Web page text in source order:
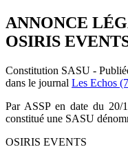
ANNONCE
OSIRIS
Constitution SASU -
dans le journal Les Echos
Par ASSP en date du 20/
constitué une SASU
OSIRIS EVENTS